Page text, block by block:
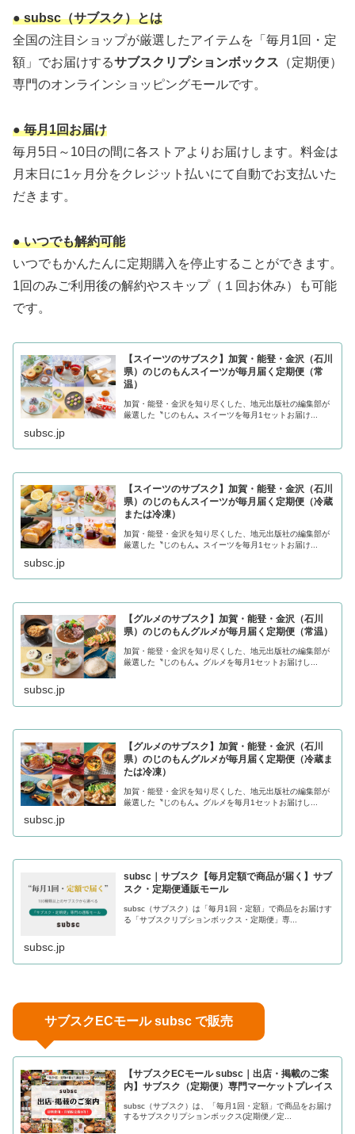
● subsc（サブスク）とは
全国の注目ショップが厳選したアイテムを「毎月1回・定
額」でお届けするサブスクリプションボックス （定期便）
専門のオンラインショッピングモールです。
● 毎月1回お届け
毎月5日～10日の間に各ストアよりお届けします。料金は
月末日に1ヶ月分をクレジット払いにて自動でお支払いた
だきます。
● いつでも解約可能
いつでもかんたんに定期購入を停止することができます。
1回のみご利用後の解約やスキップ（１回お休み）も可能
です。
【スイーツのサブスク】加賀・能登・金沢（石川
県）のじのもんスイーツが毎月届く定期便（常
温）
加賀・能登・金沢を知り尽くした、地元出版社の編集部が
厳選した〝じのもん〟スイーツを毎月1セットお届け...
subsc.jp
【スイーツのサブスク】加賀・能登・金沢（石川
県）のじのもんスイーツが毎月届く定期便（冷蔵
または冷凍）
加賀・能登・金沢を知り尽くした、地元出版社の編集部が
厳選した〝じのもん〟スイーツを毎月1セットお届け...
subsc.jp
【グルメのサブスク】加賀・能登・金沢（石川
県）のじのもんグルメが毎月届く定期便（常温）
加賀・能登・金沢を知り尽くした、地元出版社の編集部が
厳選した〝じのもん〟グルメを毎月1セットお届けし...
subsc.jp
【グルメのサブスク】加賀・能登・金沢（石川
県）のじのもんグルメが毎月届く定期便（冷蔵ま
たは冷凍）
加賀・能登・金沢を知り尽くした、地元出版社の編集部が
厳選した〝じのもん〟グルメを毎月1セットお届けし...
subsc.jp
subsc｜サブスク【毎月定額で商品が届く】サブ
スク・定期便通販モール
subsc（サブスク）は「毎月1回・定額」で商品をお届けす
る「サブスクリプションボックス・定期便」専...
subsc.jp
サブスクECモール subsc で販売
【サブスクECモール subsc｜出店・掲載のご案
内】サブスク（定期便）専門マーケットプレイス
subsc（サブスク）は、「毎月1回・定額」で商品をお届け
するサブスクリプションボックス(定期便／定...